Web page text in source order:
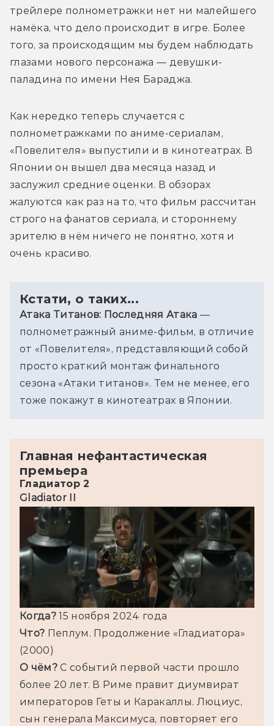
трейлере полнометражки нет ни малейшего
намёка, что дело происходит в игре. Более
того, за происходящим мы будем наблюдать
глазами нового персонажа — девушки-
паладина по имени Нея Бараджа.
Как нередко теперь случается с
полнометражками по аниме-сериалам,
«Повелителя» выпустили и в кинотеатрах. В
Японии он вышел два месяца назад и
заслужил средние оценки. В обзорах
жалуются как раз на то, что фильм рассчитан
строго на фанатов сериала, и стороннему
зрителю в нём ничего не понятно, хотя и
очень красиво.
Кстати, о таких...
Атака Титанов: Последняя Атака —
полнометражный аниме-фильм, в отличие
от «Повелителя», представляющий собой
просто краткий монтаж финального
сезона «Атаки титанов». Тем не менее, его
тоже покажут в кинотеатрах в Японии.
Главная нефантастическая
премьера
Гладиатор 2
Gladiator II
Когда? 15 ноября 2024 года
Что? Пеплум. Продолжение «Гладиатора»
(2000)
О чём? С событий первой части прошло
более 20 лет. В Риме правит диумвират
императоров Геты и Каракаллы. Люциус,
сын генерала Максимуса, повторяет его